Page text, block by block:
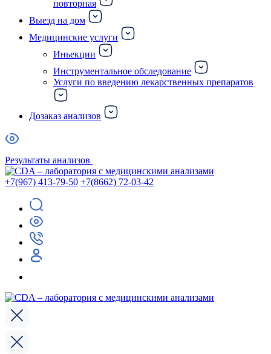
повторная
Выезд на дом
Медицинские услуги
Иньекции
Инструментальное обследование
Услуги по введению лекарственных препаратов
Дозаказ анализов
Результаты анализов
+7(967) 413-79-50 +7(8662) 72-03-42